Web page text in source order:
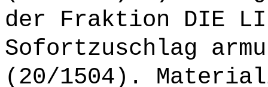
der Fraktion DIE
Sofortzuschlag
(20/1504).